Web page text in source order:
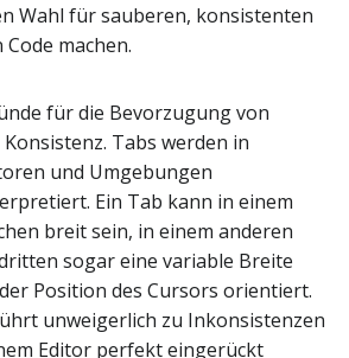
Wahl für sauberen, konsistenten
machen.
für die Bevorzugung von
Tabs werden in
und Umgebungen
Ein Tab kann in einem
breit sein, in einem anderen
sogar eine variable Breite
Position des Cursors orientiert.
unweigerlich zu Inkonsistenzen
Editor perfekt eingerückt